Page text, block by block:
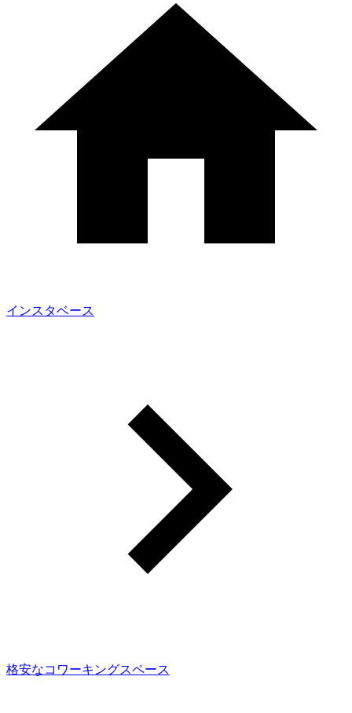
インスタベース
格安なコワーキングスペース